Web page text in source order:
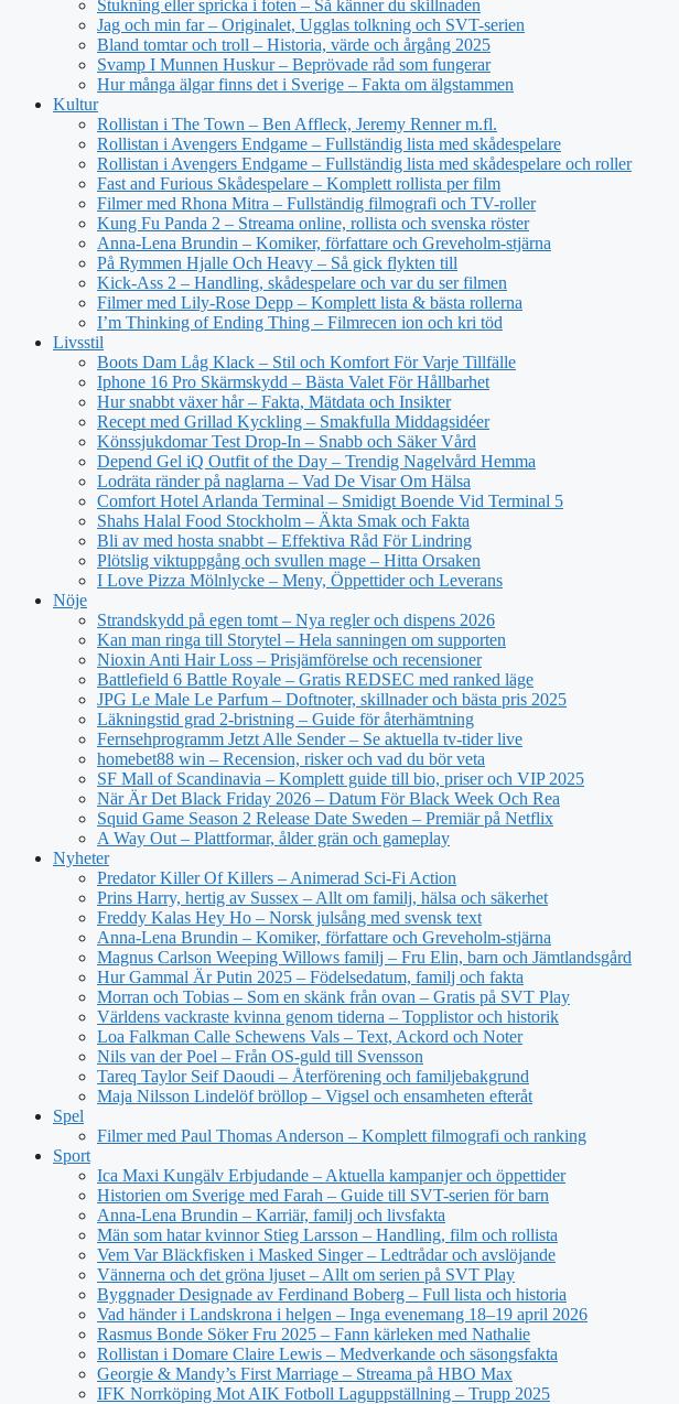
Stukning eller spricka i foten – Så känner du skillnaden
Jag och min far – Originalet, Ugglas tolkning och SVT-serien
Bland tomtar och troll – Historia, värde och årgång 2025
Svamp I Munnen Huskur – Beprövade råd som fungerar
Hur många älgar finns det i Sverige – Fakta om älgstammen
Kultur
Rollistan i The Town – Ben Affleck, Jeremy Renner m.fl.
Rollistan i Avengers Endgame – Fullständig lista med skådespelare
Rollistan i Avengers Endgame – Fullständig lista med skådespelare och roller
Fast and Furious Skådespelare – Komplett rollista per film
Filmer med Rhona Mitra – Fullständig filmografi och TV-roller
Kung Fu Panda 2 – Streama online, rollista och svenska röster
Anna-Lena Brundin – Komiker, författare och Greveholm-stjärna
På Rymmen Hjalle Och Heavy – Så gick flykten till
Kick-Ass 2 – Handling, skådespelare och var du ser filmen
Filmer med Lily-Rose Depp – Komplett lista & bästa rollerna
I’m Thinking of Ending Thing – Filmrecen ion och kri töd
Livsstil
Boots Dam Låg Klack – Stil och Komfort För Varje Tillfälle
Iphone 16 Pro Skärmskydd – Bästa Valet För Hållbarhet
Hur snabbt växer hår – Fakta, Mätdata och Insikter
Recept med Grillad Kyckling – Smakfulla Middagsidéer
Könssjukdomar Test Drop-In – Snabb och Säker Vård
Depend Gel iQ Outfit of the Day – Trendig Nagelvård Hemma
Lodräta ränder på naglarna – Vad De Visar Om Hälsa
Comfort Hotel Arlanda Terminal – Smidigt Boende Vid Terminal 5
Shahs Halal Food Stockholm – Äkta Smak och Fakta
Bli av med hosta snabbt – Effektiva Råd För Lindring
Plötslig viktuppgång och svullen mage – Hitta Orsaken
I Love Pizza Mölnlycke – Meny, Öppettider och Leverans
Nöje
Strandskydd på egen tomt – Nya regler och dispens 2026
Kan man ringa till Storytel – Hela sanningen om supporten
Nioxin Anti Hair Loss – Prisjämförelse och recensioner
Battlefield 6 Battle Royale – Gratis REDSEC med ranked läge
JPG Le Male Le Parfum – Doftnoter, skillnader och bästa pris 2025
Läkningstid grad 2-bristning – Guide för återhämtning
Fernsehprogramm Jetzt Alle Sender – Se aktuella tv-tider live
homebet88 win – Recension, risker och vad du bör veta
SF Mall of Scandinavia – Komplett guide till bio, priser och VIP 2025
När Är Det Black Friday 2026 – Datum För Black Week Och Rea
Squid Game Season 2 Release Date Sweden – Premiär på Netflix
A Way Out – Plattformar, ålder grän och gameplay
Nyheter
Predator Killer Of Killers – Animerad Sci-Fi Action
Prins Harry, hertig av Sussex – Allt om familj, hälsa och säkerhet
Freddy Kalas Hey Ho – Norsk julsång med svensk text
Anna-Lena Brundin – Komiker, författare och Greveholm-stjärna
Magnus Carlson Weeping Willows familj – Fru Elin, barn och Jämtlandsgård
Hur Gammal Är Putin 2025 – Födelsedatum, familj och fakta
Morran och Tobias – Som en skänk från ovan – Gratis på SVT Play
Världens vackraste kvinna genom tiderna – Topplistor och historik
Loa Falkman Calle Schewens Vals – Text, Ackord och Noter
Nils van der Poel – Från OS-guld till Svensson
Tareq Taylor Seif Daoudi – Återförening och familjebakgrund
Maja Nilsson Lindelöf bröllop – Vigsel och ensamheten efteråt
Spel
Filmer med Paul Thomas Anderson – Komplett filmografi och ranking
Sport
Ica Maxi Kungälv Erbjudande – Aktuella kampanjer och öppettider
Historien om Sverige med Farah – Guide till SVT-serien för barn
Anna-Lena Brundin – Karriär, familj och livsfakta
Män som hatar kvinnor Stieg Larsson – Handling, film och rollista
Vem Var Bläckfisken i Masked Singer – Ledtrådar och avslöjande
Vännerna och det gröna ljuset – Allt om serien på SVT Play
Byggnader Designade av Ferdinand Boberg – Full lista och historia
Vad händer i Landskrona i helgen – Inga evenemang 18–19 april 2026
Rasmus Bonde Söker Fru 2025 – Fann kärleken med Nathalie
Rollistan i Domare Claire Lewis – Medverkande och säsongsfakta
Georgie & Mandy’s First Marriage – Streama på HBO Max
IFK Norrköping Mot AIK Fotboll Laguppställning – Trupp 2025